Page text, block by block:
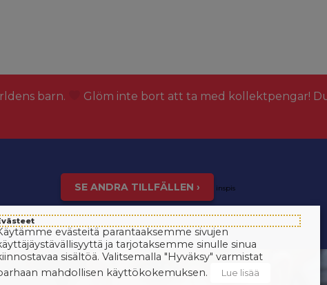
barn. Glöm inte bort att ta med kollektpengar!
SE ANDRA TILLFÄLLEN › inspis
evästeitä parantaaksemme sivujen
ja tarjotaksemme sinulle sinua
sisältöä. Valitsemalla "Hyväksy" varmistat
mahdollisen käyttökokemuksen.
Lue lisää